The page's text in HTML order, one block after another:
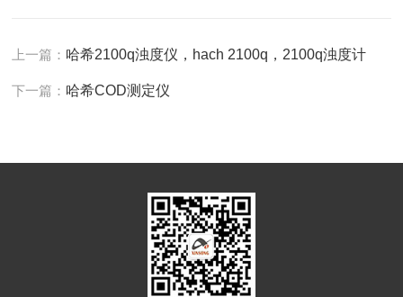
上一篇： 哈希2100q浊度仪，hach 2100q，2100q浊度计
下一篇： 哈希COD测定仪